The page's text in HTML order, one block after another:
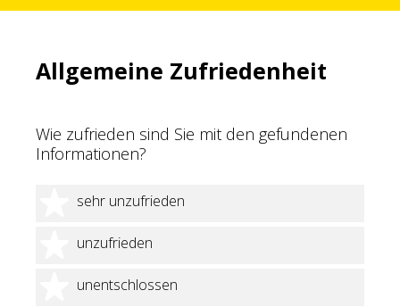
Allgemeine Zufriedenheit
Wie zufrieden sind Sie mit den gefundenen
Informationen?
sehr unzufrieden
1 Stern
unzufrieden
2 Sterne
unentschlossen
3 Sterne